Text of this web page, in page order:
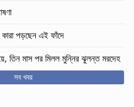
কারা পড়ছেন এই ফাঁদে
তিন মাস পর মিলল মুন্নির ঝুলন্ত মরদেহ
সব খবর